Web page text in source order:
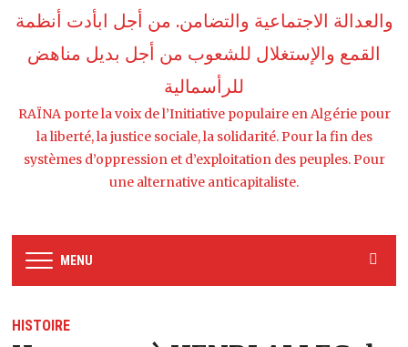
والعدالة الاجتماعية والتضامن. من أجل ابأدت أنظمة
القمع واﻹستغلال للشعوب من أجل بديل مناهض
للرأسمالية
RAÏNA porte la voix de l’Initiative populaire en Algérie pour
la liberté, la justice sociale, la solidarité. Pour la fin des
systèmes d’oppression et d’exploitation des peuples. Pour
une alternative anticapitaliste.
MENU
HISTOIRE